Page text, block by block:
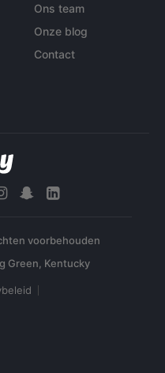
Ons team
Onze blog
Contact
voorbehouden